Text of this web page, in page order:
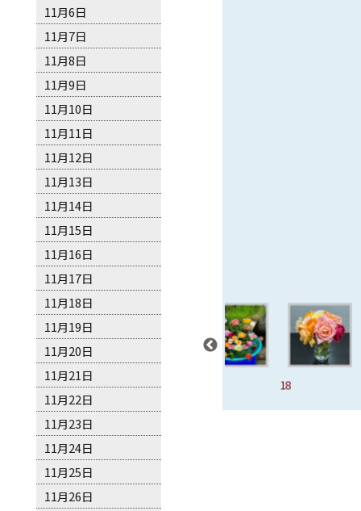
11月6日
11月7日
11月8日
11月9日
11月10日
11月11日
11月12日
11月13日
11月14日
11月15日
11月16日
11月17日
11月18日
11月19日
11月20日
11月21日
11月22日
11月23日
11月24日
11月25日
11月26日
16、鄉村太陽 17 19